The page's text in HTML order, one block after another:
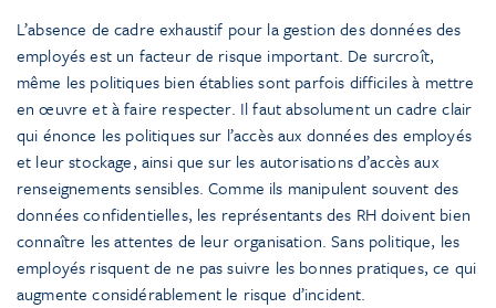
L’absence de cadre exhaustif pour la gestion des données des
employés est un facteur de risque important. De surcroît,
même les politiques bien établies sont parfois difficiles à mettre
en œuvre et à faire respecter. Il faut absolument un cadre clair
qui énonce les politiques sur l’accès aux données des employés
et leur stockage, ainsi que sur les autorisations d’accès aux
renseignements sensibles. Comme ils manipulent souvent des
données confidentielles, les représentants des RH doivent bien
connaître les attentes de leur organisation. Sans politique, les
employés risquent de ne pas suivre les bonnes pratiques, ce qui
augmente considérablement le risque d’incident.